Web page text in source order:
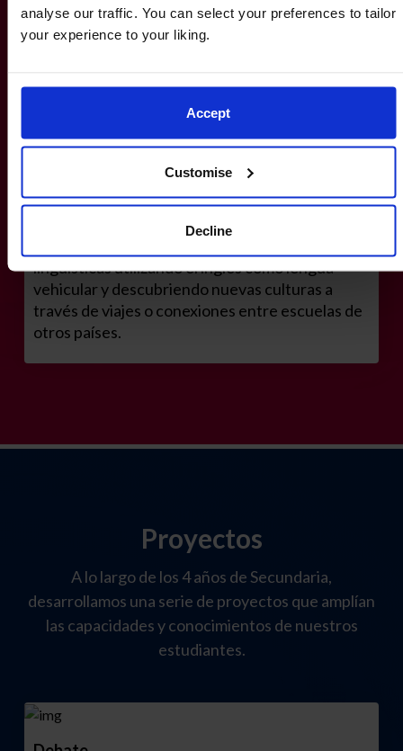
analyse our traffic. You can select your preferences to tailor
your experience to your liking.
Accept
Customise
Decline
El colegio participa con el proyecto Erasmus + a
lingüísticas utilizando el inglés como lengua
vehicular y descubriendo nuevas culturas a
través de viajes o conexiones entre escuelas de
otros países.
Proyectos
A lo largo de los 4 años de Secundaria,
desarrollamos una serie de proyectos que amplían
las capacidades y conocimientos de nuestros
estudiantes.